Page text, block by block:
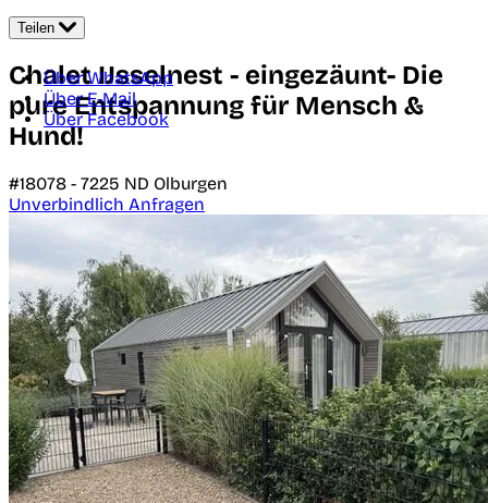
Teilen
Über WhatsApp
Über E-Mail
Über Facebook
Chalet IJsselnest - eingezäunt- Die
pure Entspannung für Mensch &
Hund!
#18078 - 7225 ND Olburgen
Unverbindlich Anfragen